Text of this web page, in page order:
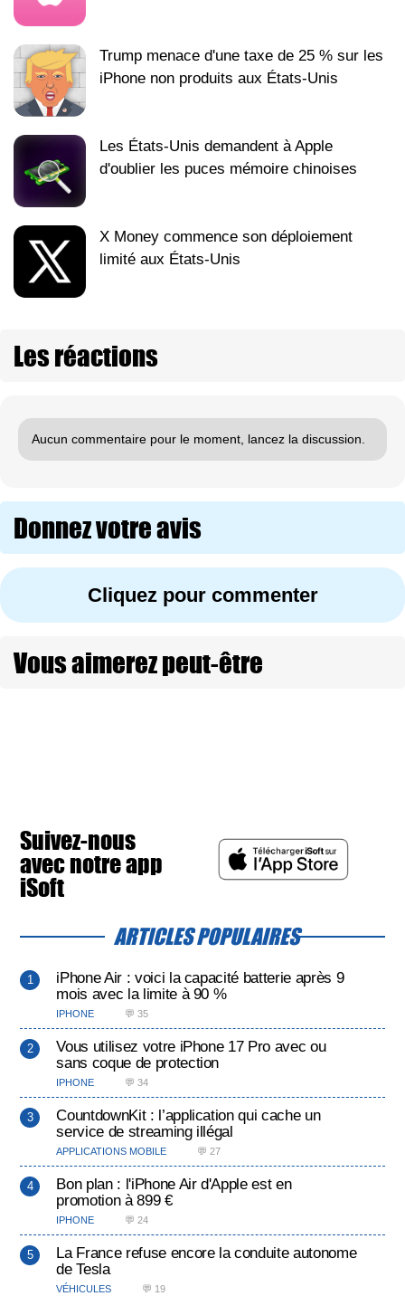
Trump menace d'une taxe de 25 % sur les
iPhone non produits aux États-Unis
Les États-Unis demandent à Apple
d'oublier les puces mémoire chinoises
X Money commence son déploiement
limité aux États-Unis
Les réactions
Aucun commentaire pour le moment, lancez la discussion.
Donnez votre avis
Cliquez pour commenter
Vous aimerez peut-être
Suivez-nous
avec notre app
iSoft
ARTICLES POPULAIRES
iPhone Air : voici la capacité batterie après 9
mois avec la limite à 90 %
IPHONE 💬 35
Vous utilisez votre iPhone 17 Pro avec ou
sans coque de protection
IPHONE 💬 34
CountdownKit : l’application qui cache un
service de streaming illégal
APPLICATIONS MOBILE 💬 27
Bon plan : l'iPhone Air d'Apple est en
promotion à 899 €
IPHONE 💬 24
La France refuse encore la conduite autonome
de Tesla
VÉHICULES 💬 19